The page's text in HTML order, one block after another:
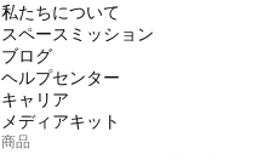
私たちについて
スペースミッション
ブログ
ヘルプセンター
キャリア
メディアキット
商品